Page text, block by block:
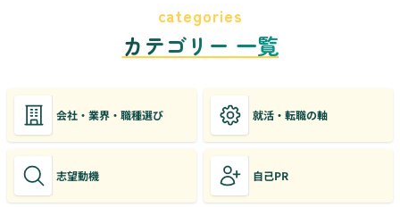
categories
カテゴリー 一覧
会社・業界・職種選び 就活・転職の軸
志望動機 自己PR